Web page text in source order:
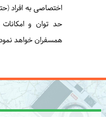
اختصاصی به افراد
حد توان و
همسفران خواهد